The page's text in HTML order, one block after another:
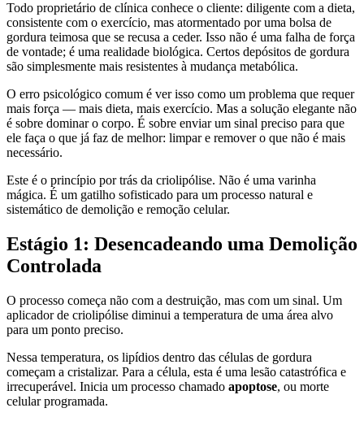
Todo proprietário de clínica conhece o cliente: diligente com a dieta,
consistente com o exercício, mas atormentado por uma bolsa de
gordura teimosa que se recusa a ceder. Isso não é uma falha de força
de vontade; é uma realidade biológica. Certos depósitos de gordura
são simplesmente mais resistentes à mudança metabólica.
O erro psicológico comum é ver isso como um problema que requer
mais força — mais dieta, mais exercício. Mas a solução elegante não
é sobre dominar o corpo. É sobre enviar um sinal preciso para que
ele faça o que já faz de melhor: limpar e remover o que não é mais
necessário.
Este é o princípio por trás da criolipólise. Não é uma varinha
mágica. É um gatilho sofisticado para um processo natural e
sistemático de demolição e remoção celular.
Estágio 1: Desencadeando uma Demolição
Controlada
O processo começa não com a destruição, mas com um sinal. Um
aplicador de criolipólise diminui a temperatura de uma área alvo
para um ponto preciso.
Nessa temperatura, os lipídios dentro das células de gordura
começam a cristalizar. Para a célula, esta é uma lesão catastrófica e
irrecuperável. Inicia um processo chamado apoptose, ou morte
celular programada.